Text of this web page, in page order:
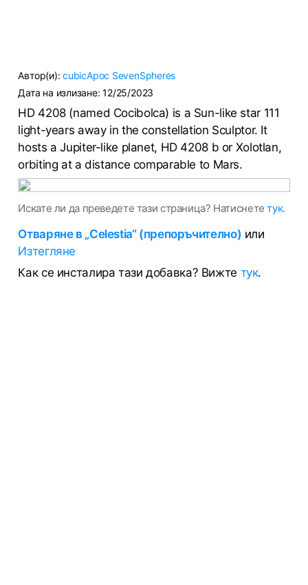
Автор(и):cubicApoc SevenSpheres
Дата на излизане:12/25/2023
HD 4208 (named Cocibolca) is a Sun-like star 111
light-years away in the constellation Sculptor. It
hosts a Jupiter-like planet, HD 4208 b or Xolotlan,
orbiting at a distance comparable to Mars.
Искате ли да преведете тази страница? Натиснететук.
Отваряне в „Celestia“ (препоръчително) или
Изтегляне
Как се инсталира тази добавка? Вижте тук.